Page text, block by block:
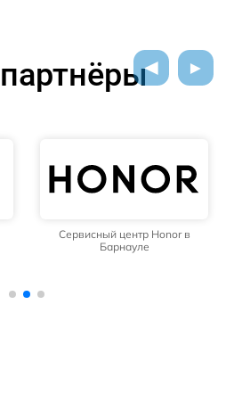
Сервисный центр Honor в
Барнауле